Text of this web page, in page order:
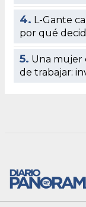
4. L-Gante
por qué
5. Una mujer
de trabajar: